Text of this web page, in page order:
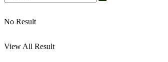
No Result
View All Result